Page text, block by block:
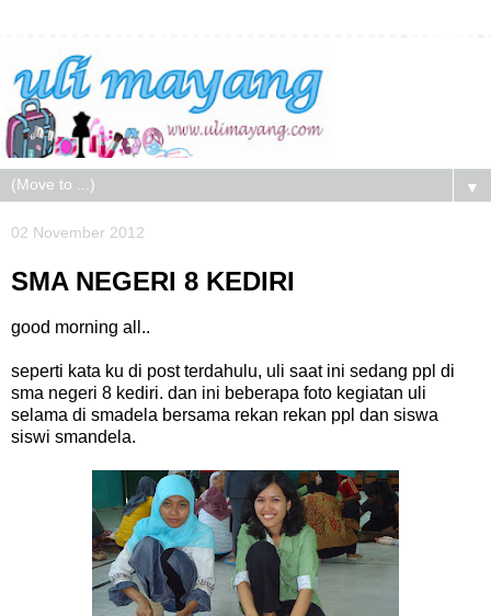
▼
02 November 2012
SMA NEGERI 8 KEDIRI
good morning all..
seperti kata ku di post terdahulu, uli saat ini sedang ppl di
sma negeri 8 kediri. dan ini beberapa foto kegiatan uli
selama di smadela bersama rekan rekan ppl dan siswa
siswi smandela.